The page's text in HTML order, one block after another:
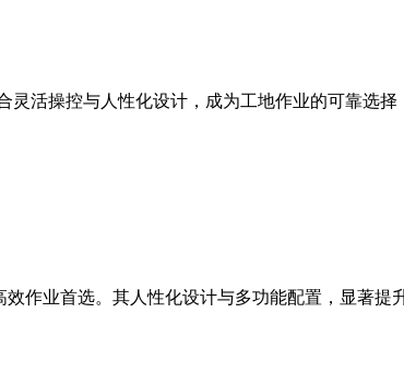
活操控与人性化设计，成为工地作业的可靠选择
作业首选。其人性化设计与多功能配置，显著提